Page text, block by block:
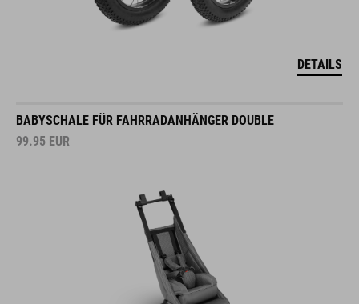
DETAILS
BABYSCHALE FÜR FAHRRADANHÄNGER DOUBLE
99.95 EUR